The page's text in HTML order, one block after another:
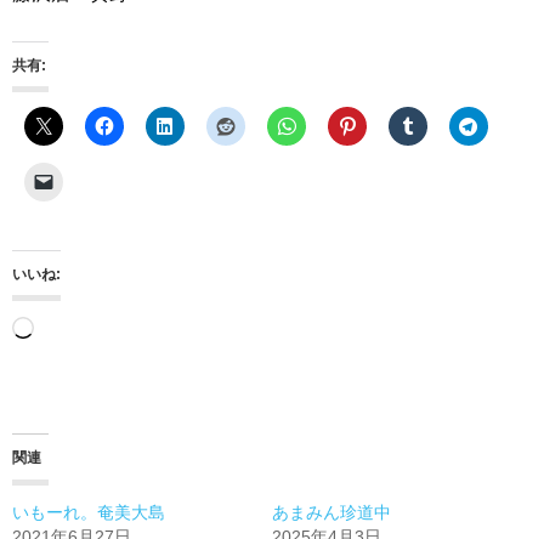
共有:
いいね:
読
み
中…
関連
いもーれ。奄美大島
あまみん珍道中